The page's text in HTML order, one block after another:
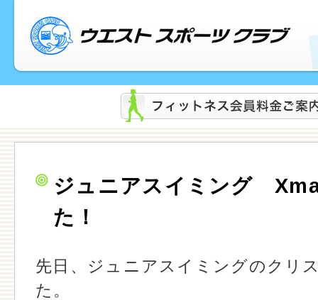
ジュニアスイミング
た！
先日、ジュニアスイミングのクリ
た。